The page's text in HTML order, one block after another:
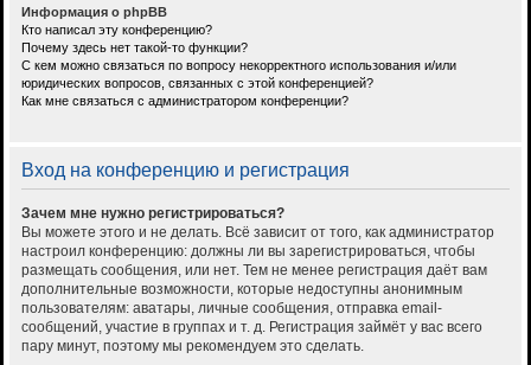
Информация о phpBB
Кто написал эту конференцию?
Почему здесь нет такой-то функции?
С кем можно связаться по вопросу некорректного использования и/или
юридических вопросов, связанных с этой конференцией?
Как мне связаться с администратором конференции?
Вход на конференцию и регистрация
Зачем мне нужно регистрироваться?
Вы можете этого и не делать. Всё зависит от того, как администратор
настроил конференцию: должны ли вы зарегистрироваться, чтобы
размещать сообщения, или нет. Тем не менее регистрация даёт вам
дополнительные возможности, которые недоступны анонимным
пользователям: аватары, личные сообщения, отправка email-
сообщений, участие в группах и т. д. Регистрация займёт у вас всего
пару минут, поэтому мы рекомендуем это сделать.